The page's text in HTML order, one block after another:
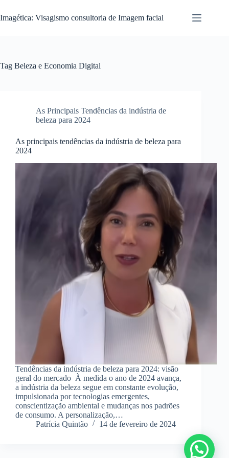
para
o
Imagética: Visagismo consultoria de Imagem facial
Tag Beleza e Economia Digital
As Principais Tendências da indústria de
beleza para 2024
As principais tendências da indústria de beleza para
2024
Tendências da indústria de beleza para 2024: visão
geral do mercado À medida o ano de 2024 avança,
a indústria da beleza segue em constante evolução,
impulsionada por tecnologias emergentes,
conscientização ambiental e mudanças nos padrões
de consumo. A personalização,…
Patrícia Quintão
14 de fevereiro de 2024